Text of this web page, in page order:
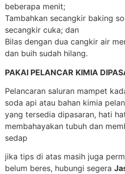
beberapa menit;
Tambahkan secangkir baking
secangkir cuka; dan
Bilas dengan dua cangkir air
dan buih sudah hilang.
PAKAI PELANCAR KIMIA
Pelancaran saluran mampet
soda api atau bahan kimia
yang tersedia dipasaran, hati
membahayakan tubuh dan
sedap
jika tips di atas masih juga
belum beres, hubungi segera